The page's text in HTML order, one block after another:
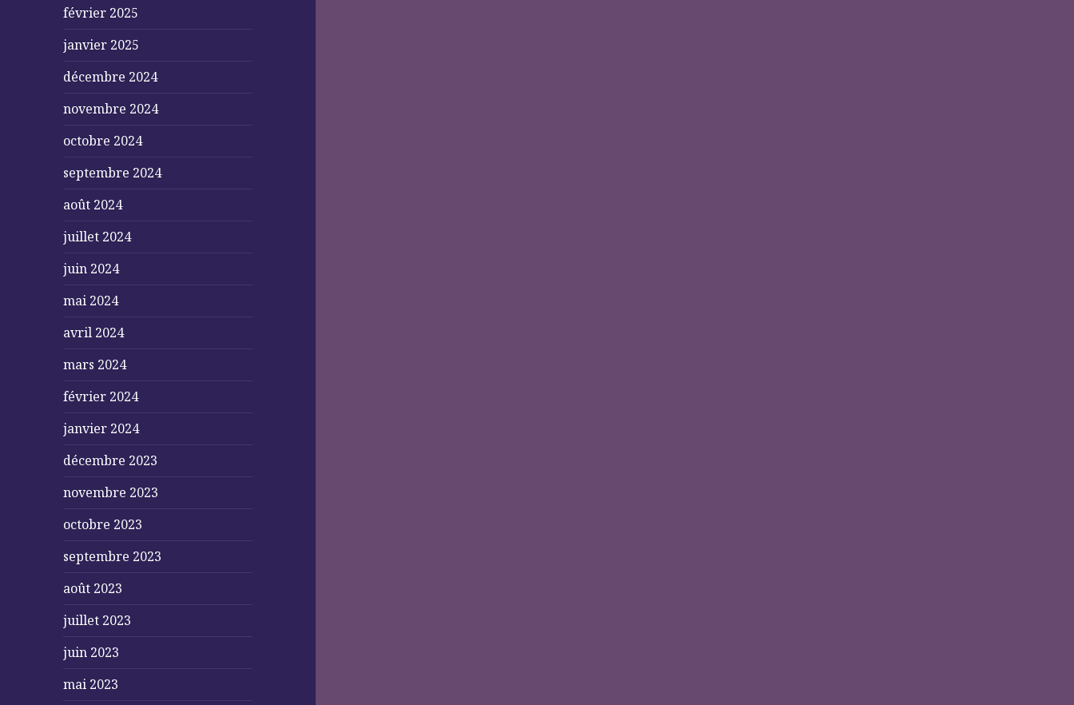
février 2025
janvier 2025
décembre 2024
novembre 2024
octobre 2024
septembre 2024
août 2024
juillet 2024
juin 2024
mai 2024
avril 2024
mars 2024
février 2024
janvier 2024
décembre 2023
novembre 2023
octobre 2023
septembre 2023
août 2023
juillet 2023
juin 2023
mai 2023